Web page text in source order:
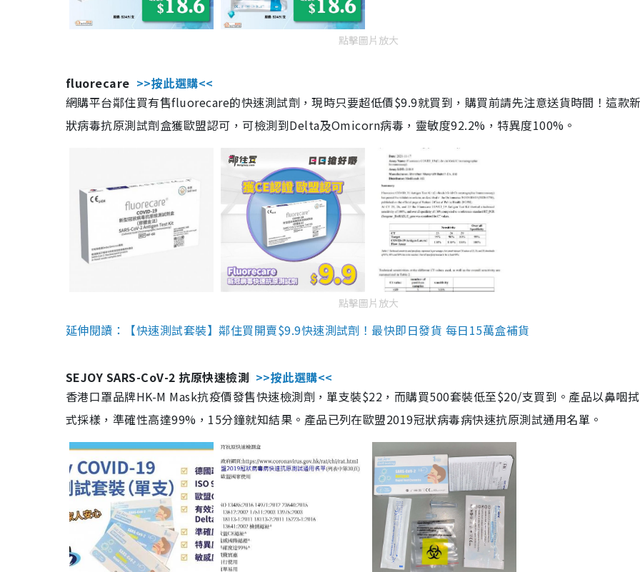
點擊圖片放大
fluorecare >>按此選購<<
網購平台鄰住買有售fluorecare的快速測試劑，現時只要超低價$9.9就買到，購買前請先注意送貨時間！這款
狀病毒抗原測試劑盒獲歐盟認可，可檢測到Delta及Omicorn病毒，靈敏度92.2%，特異度100%。
點擊圖片放大
延伸閱讀：【快速測試套裝】鄰住買開賣$9.9快速測試劑！最快即日發貨 每日15萬盒補貨
SEJOY SARS-CoV-2 抗原快速檢測 >>按此選購<<
香港口罩品牌HK-M Mask抗疫價發售快速檢測劑，單支裝$22，而購買500套裝低至$20/支買到。產品以鼻咽
式採樣，準確性高達99%，15分鐘就知結果。產品已列在歐盟2019冠狀病毒病快速抗原測試通用名單。